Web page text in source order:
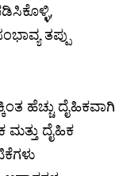
ತಪ್ಪು
ಹೆಚ್ಚು ದೈಹಿಕವಾಗಿ
ಮತ್ತು ದೈಹಿಕ